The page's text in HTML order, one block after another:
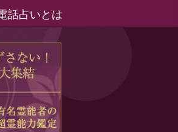
話占いとは